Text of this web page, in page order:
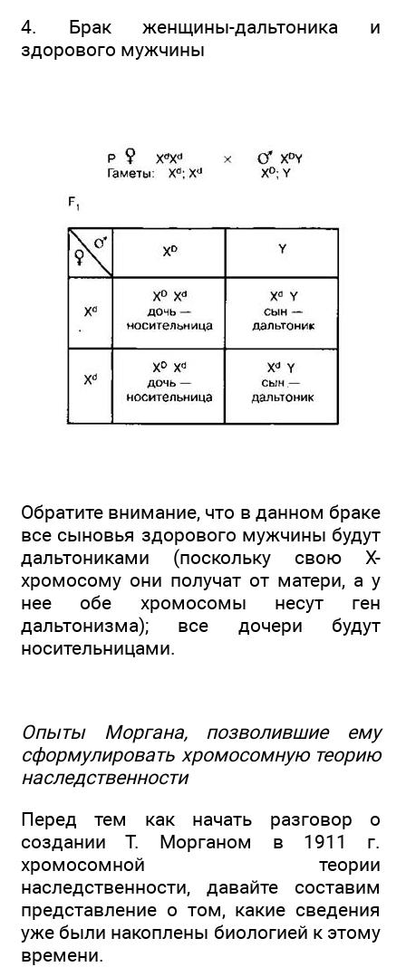
4. Брак женщины-дальтоника и
здорового мужчины
Обратите внимание, что в данном браке
все сыновья здорового мужчины будут
дальтониками (поскольку свою Х-
хромосому они получат от матери, а у
нее обе хромосомы несут ген
дальтонизма); все дочери будут
носительницами.
Опыты Моргана, позволившие ему
сформулировать хромосомную теорию
наследственности
Перед тем как начать разговор о
создании Т. Морганом в 1911 г.
хромосомной теории
наследственности, давайте составим
представление о том, какие сведения
уже были накоплены биологией к этому
времени.